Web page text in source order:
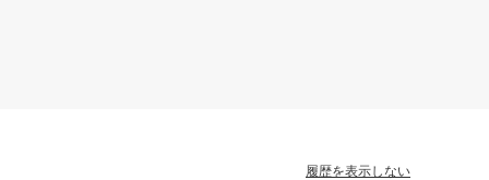
履歴を表示しない